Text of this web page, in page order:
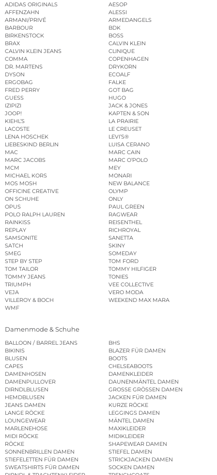
ADIDAS ORIGINALS
AESOP
AFFENZAHN
ALESSI
ARMANI/PRIVÉ
ARMEDANGELS
BARBOUR
BDK
BIRKENSTOCK
BOSS
BRAX
CALVIN KLEIN
CALVIN KLEIN JEANS
CLINIQUE
COMMA
COPENHAGEN
DR. MARTENS
DRYKORN
DYSON
ECOALF
ERGOBAG
FALKE
FRED PERRY
GOT BAG
GUESS
HUGO
IZIPIZI
JACK & JONES
JOOP!
KAPTEN & SON
KIEHL’S
LA PRAIRIE
LACOSTE
LE CREUSET
LENA HOSCHEK
LEVI’S®
LIEBESKIND BERLIN
LUISA CERANO
MAC
MARC CAIN
MARC JACOBS
MARC O’POLO
MCM
MEY
MICHAEL KORS
MONARI
MOS MOSH
NEW BALANCE
OFFICINE CREATIVE
OLYMP
ON SCHUHE
ONLY
OPUS
PAUL GREEN
POLO RALPH LAUREN
RAGWEAR
RAINKISS
REISENTHEL
REPLAY
RICHROYAL
SAMSONITE
SANETTA
SATCH
SKINY
SMEG
SOMEDAY
STEP BY STEP
TOM FORD
TOM TAILOR
TOMMY HILFIGER
TOMMY JEANS
TONIES
TRIUMPH
VEE COLLECTIVE
VEJA
VERO MODA
VILLEROY & BOCH
WEEKEND MAX MARA
WMF
Damenmode & Schuhe
BALLOON / BARREL JEANS
BHS
BIKINIS
BLAZER FÜR DAMEN
BLUSEN
BOOTS
CAPES
CHELSEABOOTS
DAMENHOSEN
DAMENKLEIDER
DAMENPULLOVER
DAUNENMÄNTEL DAMEN
DIRNDLBLUSEN
GROSSE GRÖSSEN DAMEN
HEMDBLUSEN
JACKEN FÜR DAMEN
JEANS DAMEN
KURZE RÖCKE
LANGE RÖCKE
LEGGINGS DAMEN
LOUNGEWEAR
MÄNTEL DAMEN
MARLENEHOSE
MAXIKLEIDER
MIDI RÖCKE
MIDIKLEIDER
RÖCKE
SHAPEWEAR DAMEN
SONNENBRILLEN DAMEN
STIEFEL DAMEN
STIEFELETTEN FÜR DAMEN
STRICKJACKEN DAMEN
SWEATSHIRTS FÜR DAMEN
SOCKEN DAMEN